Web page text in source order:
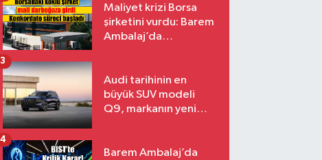
Maliyet krizi Borsa
şirketini vurdu: Barem
Ambalaj’da
Audi tarihinin en
büyük SUV modeli
Q9, markanın yeni
3
Barem Ambalaj’da
4